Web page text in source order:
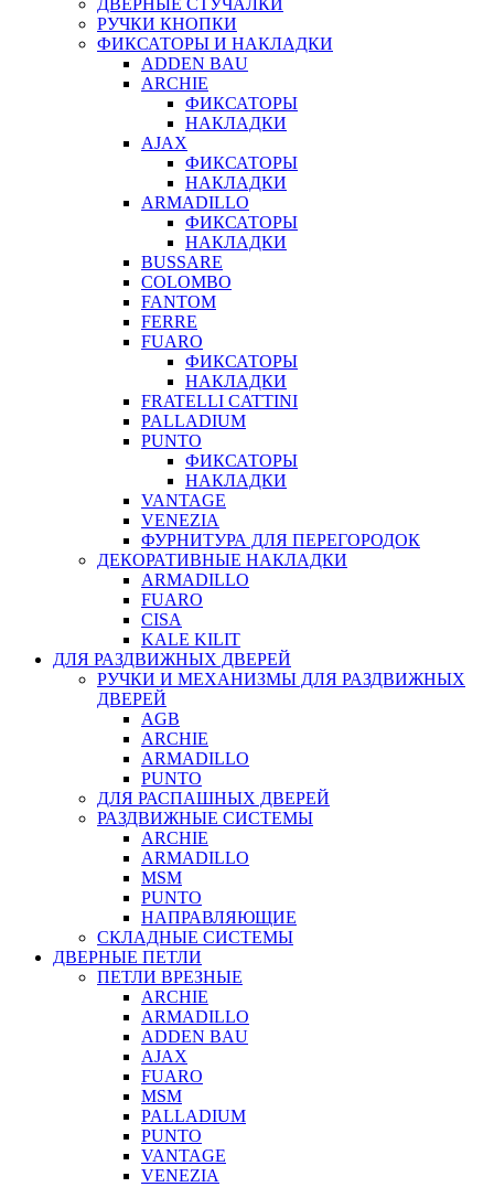
РУЧКИ КНОПКИ
ФИКСАТОРЫ И НАКЛАДКИ
ADDEN BAU
ARCHIE
ФИКСАТОРЫ
НАКЛАДКИ
AJAX
ФИКСАТОРЫ
НАКЛАДКИ
ARMADILLO
ФИКСАТОРЫ
НАКЛАДКИ
BUSSARE
COLOMBO
FANTOM
FERRE
FUARO
ФИКСАТОРЫ
НАКЛАДКИ
FRATELLI CATTINI
PALLADIUM
PUNTO
ФИКСАТОРЫ
НАКЛАДКИ
VANTAGE
VENEZIA
ФУРНИТУРА ДЛЯ ПЕРЕГОРОДОК
ДЕКОРАТИВНЫЕ НАКЛАДКИ
ARMADILLO
FUARO
CISA
KALE KILIT
ДЛЯ РАЗДВИЖНЫХ ДВЕРЕЙ
РУЧКИ И МЕХАНИЗМЫ ДЛЯ РАЗДВИЖНЫХ
ДВЕРЕЙ
AGB
ARCHIE
ARMADILLO
PUNTO
ДЛЯ РАСПАШНЫХ ДВЕРЕЙ
РАЗДВИЖНЫЕ СИСТЕМЫ
ARCHIE
ARMADILLO
MSM
PUNTO
НАПРАВЛЯЮЩИЕ
СКЛАДНЫЕ СИСТЕМЫ
ДВЕРНЫЕ ПЕТЛИ
ПЕТЛИ ВРЕЗНЫЕ
ARCHIE
ARMADILLO
ADDEN BAU
AJAX
FUARO
MSM
PALLADIUM
PUNTO
VANTAGE
VENEZIA